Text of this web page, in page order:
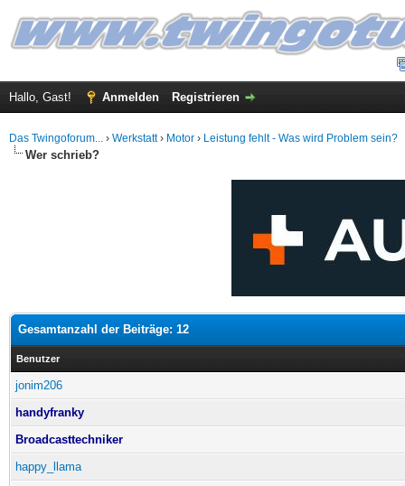
Hallo, Gast! Anmelden Registrieren
Das Twingoforum... › Werkstatt› Motor › Leistung fehlt - Was wird Problem sein?
Wer schrieb?
Gesamtanzahl der Beiträge: 12
Benutzer
jonim206
handyfranky
Broadcasttechniker
happy_llama